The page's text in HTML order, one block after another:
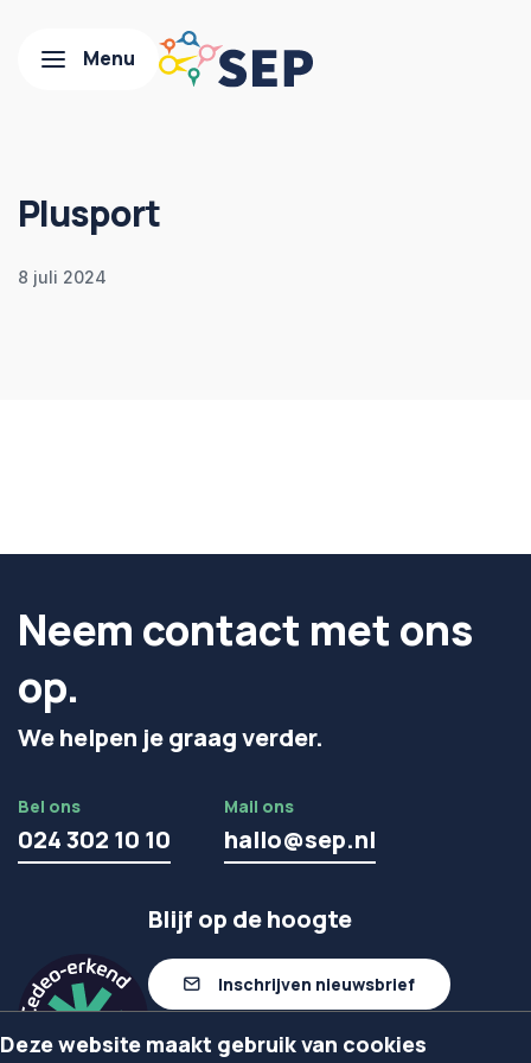
Plusport
8 juli 2024
Neem contact met ons
op.
We helpen je graag verder.
Bel ons
024 302 10 10
Mail ons
hallo@sep.nl
Blijf op de hoogte
Inschrijven nieuwsbrief
Deze website maakt gebruik van cookies